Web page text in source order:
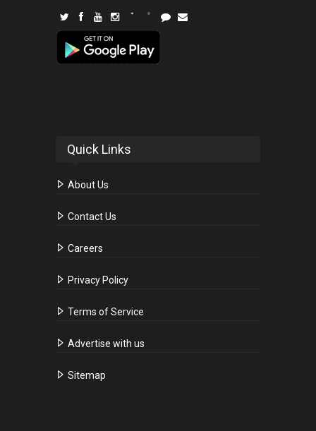
Quick Links
About Us
Contact Us
Careers
Privacy Policy
Terms of Service
Advertise with us
Sitemap